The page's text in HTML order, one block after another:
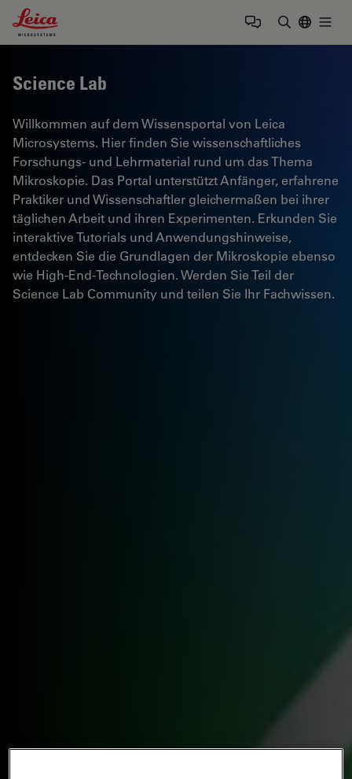
Leica Microsystems Logo
Science Lab
Willkommen auf dem Wissensportal von Leica
Microsystems. Hier finden Sie wissenschaftliches
Forschungs- und Lehrmaterial rund um das Thema
Mikroskopie. Das Portal unterstützt Anfänger, erfahrene
Praktiker und Wissenschaftler gleichermaßen bei ihrer
täglichen Arbeit und ihren Experimenten. Erkunden Sie
interaktive Tutorials und Anwendungshinweise,
entdecken Sie die Grundlagen der Mikroskopie ebenso
wie High-End-Technologien. Werden Sie Teil der
Science Lab Community und teilen Sie Ihr Fachwissen.